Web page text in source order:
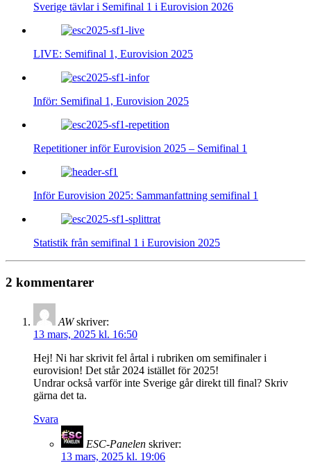
Sverige tävlar i Semifinal 1 i Eurovision 2026
LIVE: Semifinal 1, Eurovision 2025
Inför: Semifinal 1, Eurovision 2025
Repetitioner inför Eurovision 2025 – Semifinal 1
Inför Eurovision 2025: Sammanfattning semifinal 1
Statistik från semifinal 1 i Eurovision 2025
2 kommentarer
AW skriver:
13 mars, 2025 kl. 16:50
Hej! Ni har skrivit fel årtal i rubriken om semifinaler i
eurovision! Det står 2024 istället för 2025!
Undrar också varför inte Sverige går direkt till final? Skriv
gärna det ta.
Svara
ESC-Panelen skriver:
13 mars, 2025 kl. 19:06